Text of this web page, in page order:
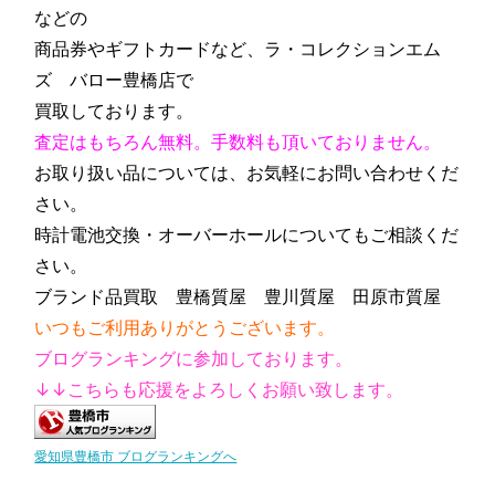
などの
商品券やギフトカードなど、ラ・コレクションエム
ズ バロー豊橋店で
買取しております。
査定はもちろん無料。手数料も頂いておりません。
お取り扱い品については、お気軽にお問い合わせくだ
さい。
時計電池交換・オーバーホールについてもご相談くだ
さい。
ブランド品買取 豊橋質屋 豊川質屋 田原市質屋
いつもご利用ありがとうございます。
ブログランキングに参加しております。
↓↓こちらも応援をよろしくお願い致します。
愛知県豊橋市 ブログランキングへ